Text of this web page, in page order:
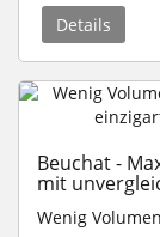
Details
Beuchat -
mit
Wenig